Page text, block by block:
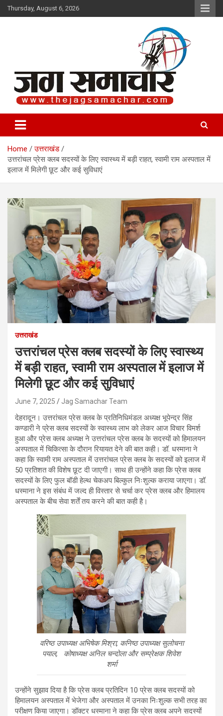
Skip
to
Thursday, August 6, 2026
Jag Samachar
Home
उत्तराखंड
उत्तरांचल प्रेस क्लब सदस्यों के लिए स्वास्थ्य में बड़ी राहत, स्वामी राम अस्पताल में
इलाज में मिलेगी छूट और कई सुविधाएं
उत्तराखंड
उत्तरांचल प्रेस क्लब सदस्यों के लिए स्वास्थ्य
में बड़ी राहत, स्वामी राम अस्पताल में इलाज में
मिलेगी छूट और कई सुविधाएं
June 7, 2025 Jag Samachar Team
देहरादून। उत्तरांचल प्रेस क्लब के प्रतिनिधिमंडल अध्यक्ष भूपेन्द्र सिंह
कण्डारी ने प्रेस क्लब सदस्यों के स्वास्थ्य लाभ को लेकर आज विचार विमर्श
हुआ और प्रेस क्लब अध्यक्ष ने उत्तरांचल प्रेस क्लब के सदस्यों को हिमालयन
अस्पताल में चिकित्सा के दौरान रियायत देने की बात कही। डॉ. धस्माना ने
कहा कि स्वामी राम अस्पताल में उत्तरांचल प्रेस क्लब के सदस्यों को इलाज में
50 प्रतिशत की विशेष छूट दी जाएगी। साथ ही उन्होंने कहा कि प्रेस क्लब
सदस्यों के लिए फुल बॉडी हेल्थ चेकअप बिल्कुल निःशुल्क कराया जाएगा। डॉ.
धस्माना ने इस संबंध में जल्द ही विस्तार से चर्चा कर प्रेस क्लब और हिमालय
अस्पताल के बीच सेवा शर्तें तय करने की बात कही है।
वरिष्ठ उपाध्यक्ष अभिषेक मिश्रा, कनिष्ठ उपाध्यक्ष सुलोचना
पयाल, कोषाध्यक्ष अनिल चन्दोला और सम्प्रेक्षक शिवेश
शर्मा
उन्होंने सुझाव दिया है कि प्रेस क्लब प्रतिदिन 10 प्रेस क्लब सदस्यों को
हिमालयन अस्पताल में भेजेगा और अस्पताल में उनका निःशुल्क सभी तरह का
परीक्षण किया जाएगा। डॉक्टर धस्माना ने कहा कि प्रेस क्लब अपने सदस्यों